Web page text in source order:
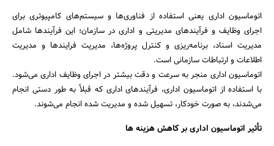
اتوماسیون اداری یعنی استفاده از فناوری‌ها و سیستم‌های کامپیوتری برای
اجرای وظایف و فرآیندهای مدیریتی و اداری در سازمان؛ این فرآیندها شامل
مدیریت اسناد، برنامه‌ریزی و کنترل پروژه‌ها، مدیریت فرایندها و مدیریت
اطلاعات و ارتباطات سازمانی است.
اتوماسیون اداری منجر به سرعت و دقت بیشتر در اجرای وظایف اداری می‌شود.
با استفاده از اتوماسیون اداری، فرآیندهای اداری که قبلاً به طور دستی انجام
می‌شدند، به صورت خودکار، تسهیل شده و مدیریت شده انجام می‌شوند.
تأثیر اتوماسیون اداری بر کاهش هزینه ها